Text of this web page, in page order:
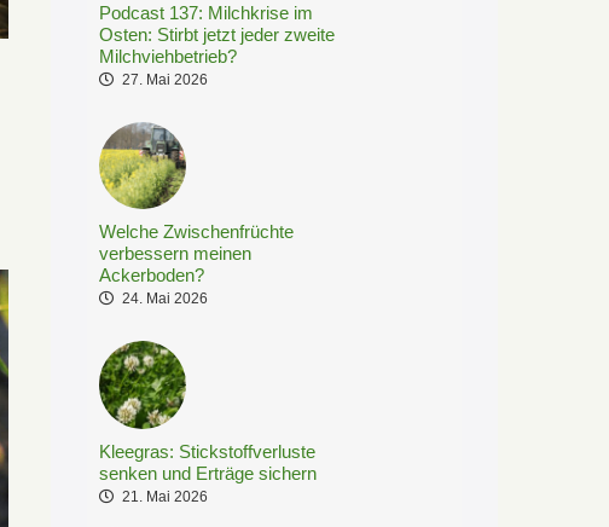
Podcast 137: Milchkrise im
Osten: Stirbt jetzt jeder zweite
Milchviehbetrieb?
27. Mai 2026
Welche Zwischenfrüchte
verbessern meinen
Ackerboden?
24. Mai 2026
Kleegras: Stickstoffverluste
senken und Erträge sichern
21. Mai 2026